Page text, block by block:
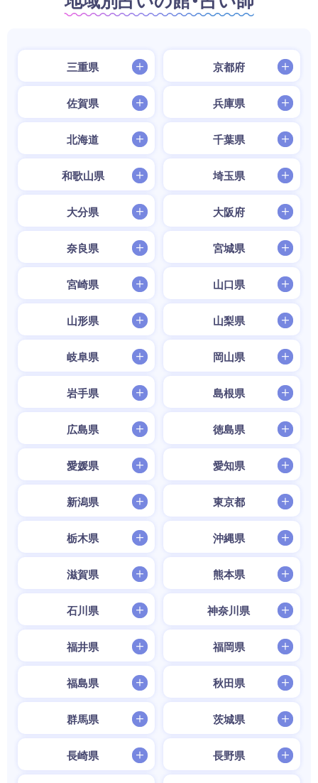
三重県 京都府
佐賀県 兵庫県
北海道 千葉県
和歌山県 埼玉県
大分県 大阪府
奈良県 宮城県
宮崎県 山口県
山形県 山梨県
岐阜県 岡山県
岩手県 島根県
広島県 徳島県
愛媛県 愛知県
新潟県 東京都
栃木県 沖縄県
滋賀県 熊本県
石川県 神奈川県
福井県 福岡県
福島県 秋田県
群馬県 茨城県
長崎県 長野県